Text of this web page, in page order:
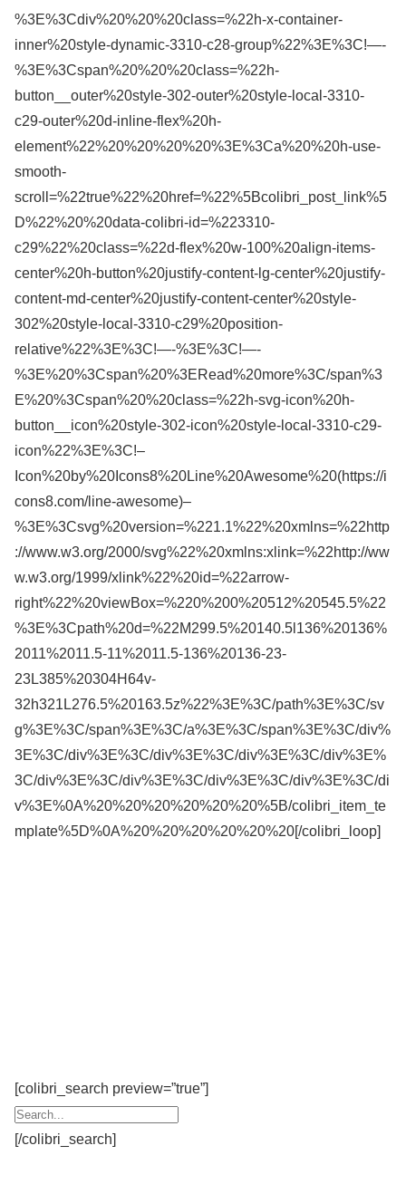
%3E%3Cdiv%20%20%20class=%22h-x-container-
inner%20style-dynamic-3310-c28-group%22%3E%3C!—-
%3E%3Cspan%20%20%20class=%22h-
button__outer%20style-302-outer%20style-local-3310-
c29-outer%20d-inline-flex%20h-
element%22%20%20%20%20%3E%3Ca%20%20h-use-
smooth-
scroll=%22true%22%20href=%22%5Bcolibri_post_link%5
D%22%20%20data-colibri-id=%223310-
c29%22%20class=%22d-flex%20w-100%20align-items-
center%20h-button%20justify-content-lg-center%20justify-
content-md-center%20justify-content-center%20style-
302%20style-local-3310-c29%20position-
relative%22%3E%3C!—-%3E%3C!—-
%3E%20%3Cspan%20%3ERead%20more%3C/span%3
E%20%3Cspan%20%20class=%22h-svg-icon%20h-
button__icon%20style-302-icon%20style-local-3310-c29-
icon%22%3E%3C!–
Icon%20by%20Icons8%20Line%20Awesome%20(https://i
cons8.com/line-awesome)–
%3E%3Csvg%20version=%221.1%22%20xmlns=%22http
://www.w3.org/2000/svg%22%20xmlns:xlink=%22http://ww
w.w3.org/1999/xlink%22%20id=%22arrow-
right%22%20viewBox=%220%200%20512%20545.5%22
%3E%3Cpath%20d=%22M299.5%20140.5l136%20136%
2011%2011.5-11%2011.5-136%20136-23-
23L385%20304H64v-
32h321L276.5%20163.5z%22%3E%3C/path%3E%3C/sv
g%3E%3C/span%3E%3C/a%3E%3C/span%3E%3C/div%
3E%3C/div%3E%3C/div%3E%3C/div%3E%3C/div%3E%
3C/div%3E%3C/div%3E%3C/div%3E%3C/div%3E%3C/di
v%3E%0A%20%20%20%20%20%20%5B/colibri_item_te
mplate%5D%0A%20%20%20%20%20%20[/colibri_loop]
[colibri_search preview=”true”]
[/colibri_search]